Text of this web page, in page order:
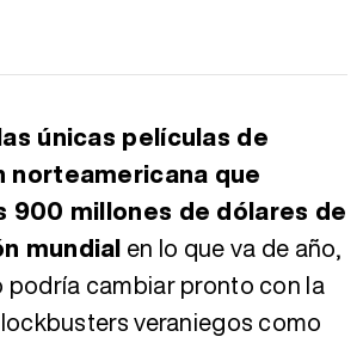
únicas películas de
norteamericana que
900 millones de dólares de
mundial en lo que va de año,
podría cambiar pronto con la
veraniegos como